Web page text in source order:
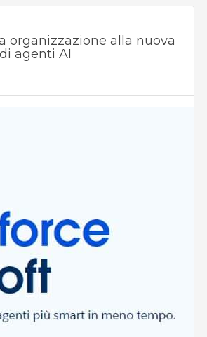
organizzazione alla nuova
agenti AI